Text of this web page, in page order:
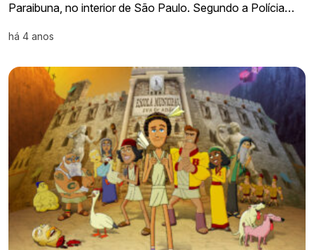
Paraibuna, no interior de São Paulo. Segundo a Polícia…
há 4 anos